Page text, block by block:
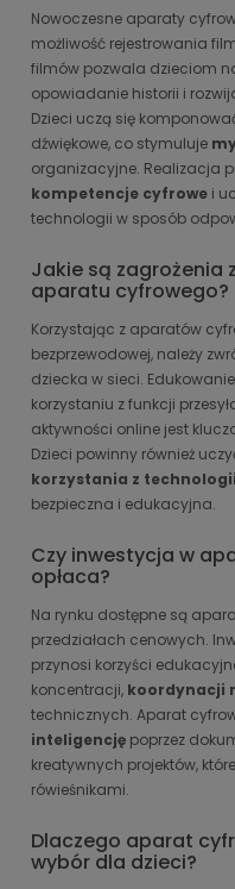
Nowoczesne aparaty
możliwość rejestrowania
filmów pozwala dzieciom
opowiadanie historii i
Dzieci uczą się
dźwiękowe, co stymuluje
organizacyjne. Realizacja
kompetencje cyfrowe i
technologii w sposób
Jakie są zagrożenia
aparatu cyfrowego?
Korzystając z aparatów
bezprzewodowej, należy
dziecka w sieci.
korzystaniu z funkcji
aktywności online jest
Dzieci powinny również
korzystania z technologii
bezpieczna i edukacyjna.
Czy inwestycja w
opłaca?
Na rynku dostępne są
przedziałach cenowych.
przynosi korzyści
koncentracji, koordynacji
technicznych. Aparat
inteligencję poprzez
kreatywnych projektów,
rówieśnikami.
Dlaczego aparat
wybór dla dzieci?